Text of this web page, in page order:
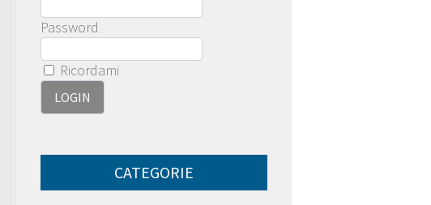
Password
Ricordami
CATEGORIE